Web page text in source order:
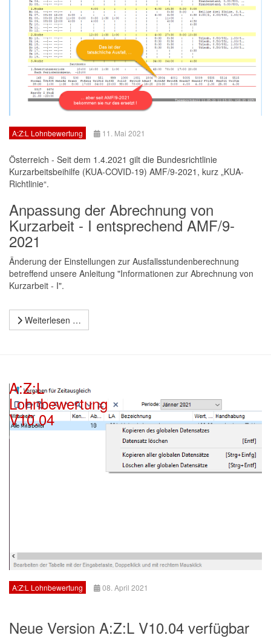
A:Z:L Lohnbewertung 11. Mai 2021
Österreich - Seit dem 1.4.2021 gilt die Bundesrichtlinie
Kurzarbeitsbeihilfe (KUA-COVID-19) AMF/9-2021, kurz „KUA-
Richtlinie“.
Anpassung der Abrechnung von
Kurzarbeit - I entsprechend AMF/9-
2021
Änderung der Einstellungen zur Ausfallsstundenberechnung
betreffend unsere Anleitung "Informationen zur Abrechnung von
Kurzarbeit - I".
Weiterlesen …
A:Z:L
Lohnbewertung
V10.04
A:Z:L Lohnbewertung 08. April 2021
Neue Version A:Z:L V10.04 verfügbar